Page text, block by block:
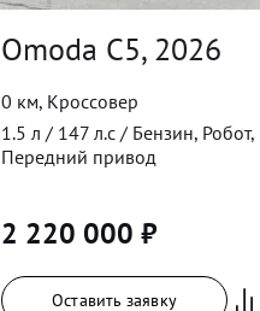
Omoda C5, 2026
0 км, Кроссовер
1.5 л / 147 л.с / Бензин, Робот,
Передний привод
2 220 000 ₽
Оставить заявку